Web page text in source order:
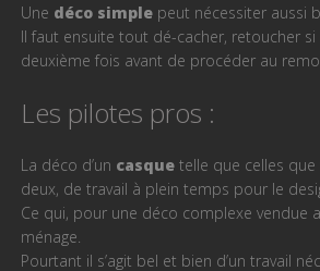
Une déco simple peut nécessiter aussi
Il faut ensuite tout dé-cacher, retoucher
deuxième fois avant de procéder au
Les pilotes pros :
La déco d’un casque telle que celles que
deux, de travail à plein temps pour le
Ce qui, pour une déco complexe vendue
ménage.
Pourtant il s’agit bel et bien d’un travail